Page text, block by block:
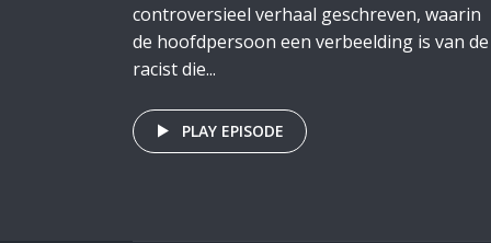
controversieel verhaal geschreven, waarin
de hoofdpersoon een verbeelding is van de
racist die...
PLAY EPISODE